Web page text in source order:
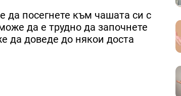
да посегнете към чашата си с
да е трудно да започнете
да доведе до някои доста